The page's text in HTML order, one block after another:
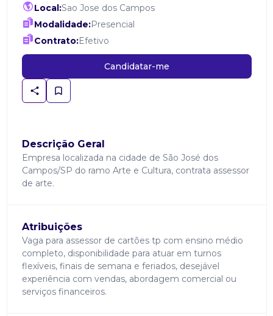
Local:Sao Jose dos Campos
Modalidade:Presencial
Contrato:Efetivo
Candidatar-me
Descrição Geral
Empresa localizada na cidade de São José dos
Campos/SP do ramo Arte e Cultura, contrata assessor
de arte.
Atribuições
Vaga para assessor de cartões tp com ensino médio
completo, disponibilidade para atuar em turnos
flexíveis, finais de semana e feriados, desejável
experiência com vendas, abordagem comercial ou
serviços financeiros.